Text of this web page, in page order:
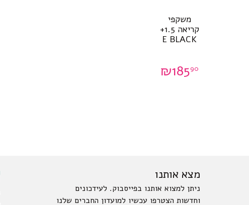
משקפי
קריאה 1.5+
E BLACK
₪18590
מצא אותנו
ניתן למצוא אותנו בפייסבוק. לעידכונים
וחדשות הצטרפו עכשיו למועדון החברים שלנו